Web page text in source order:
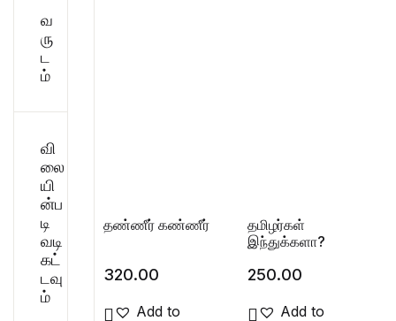
தண்ணீர் கண்ணீர்
320.00
Add to
தமிழர்கள்
இந்துக்களா?
250.00
Add to
வ
ரு
ட
ம்
வி
லை
யி
ன்ப
டி
வடி
கட்
டவு
ம்